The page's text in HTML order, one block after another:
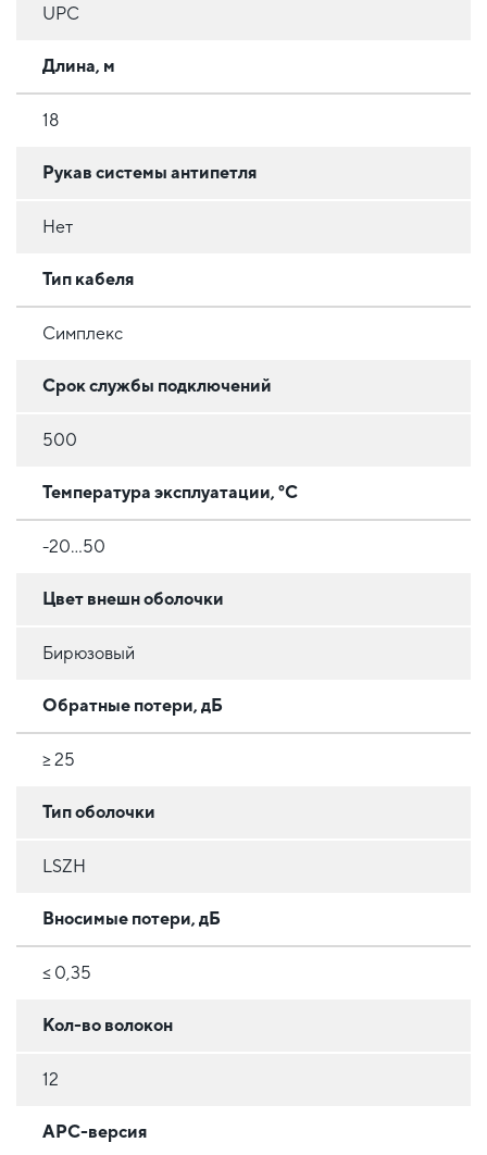
UPC
Длина, м
18
Рукав системы антипетля
Нет
Тип кабеля
Симплекс
Срок службы подключений
500
Температура эксплуатации, °C
-20...50
Цвет внешн оболочки
Бирюзовый
Обратные потери, дБ
≥ 25
Тип оболочки
LSZH
Вносимые потери, дБ
≤ 0,35
Кол-во волокон
12
APC-версия